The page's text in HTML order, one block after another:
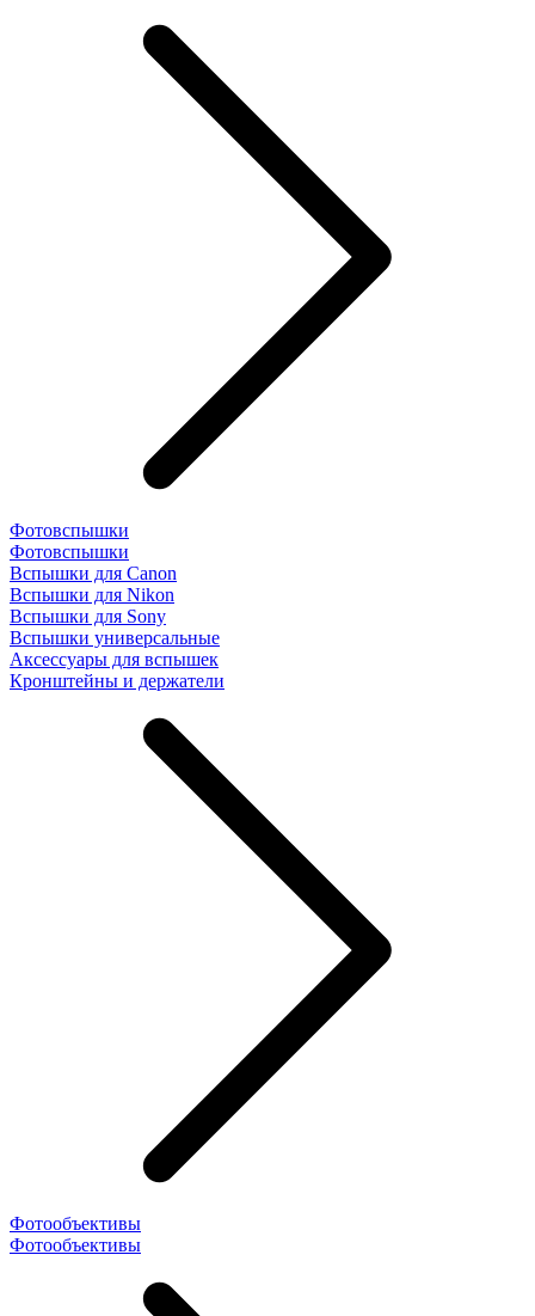
Фотовспышки
Фотовспышки
Вспышки для Canon
Вспышки для Nikon
Вспышки для Sony
Вспышки универсальные
Аксесcуары для вспышек
Кронштейны и держатели
Фотообъективы
Фотообъективы